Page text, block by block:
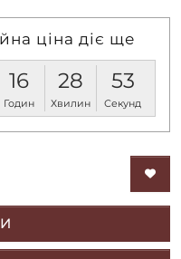
ціна діє ще
16
Годин
28
Хвилин
52
Секунд